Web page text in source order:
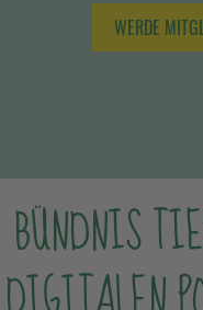
WERDE
BÜNDNIS